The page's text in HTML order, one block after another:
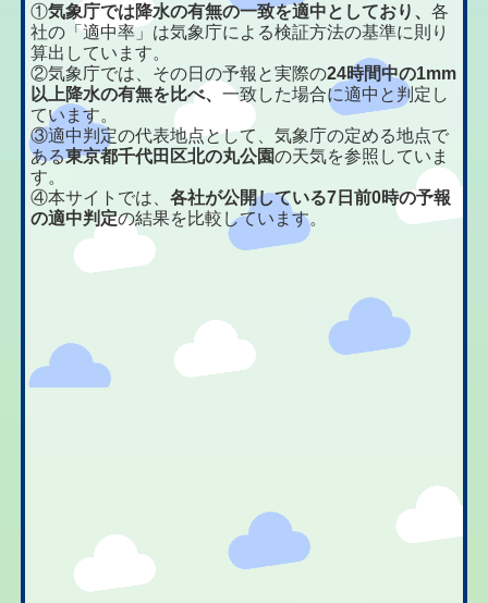
①気象庁では降水の有無の一致を適中としており、各
社の「適中率」は気象庁による検証方法の基準に則り
算出しています。
②気象庁では、その日の予報と実際の24時間中の1mm
以上降水の有無を比べ、一致した場合に適中と判定し
ています。
③適中判定の代表地点として、気象庁の定める地点で
ある東京都千代田区北の丸公園の天気を参照していま
す。
④本サイトでは、各社が公開している7日前0時の予報
の適中判定の結果を比較しています。